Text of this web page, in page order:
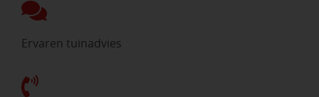
Ervaren tuinadvies